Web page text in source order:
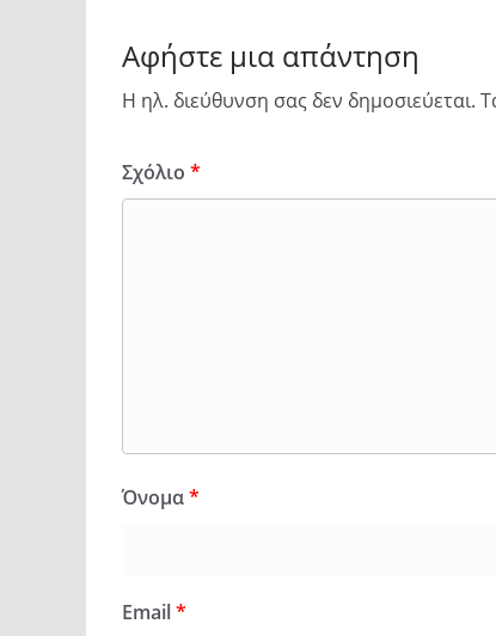
Αφήστε μια απάντηση
Η ηλ. διεύθυνση σας δεν δημοσιεύεται.
Σχόλιο *
Όνομα*
Email*